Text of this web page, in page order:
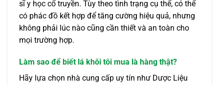
sĩ y học cổ truyền. Tùy theo tình trạng cụ thể, có thể
có phác đồ kết hợp để tăng cường hiệu quả, nhưng
không phải lúc nào cũng cần thiết và an toàn cho
mọi trường hợp.
Làm sao để biết lá khôi tôi mua là hàng thật?
Hãy lựa chọn nhà cung cấp uy tín như Dược Liệu